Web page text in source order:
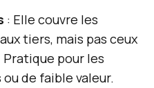
: Elle couvre les
tiers, mais pas ceux
pour les
de faible valeur.